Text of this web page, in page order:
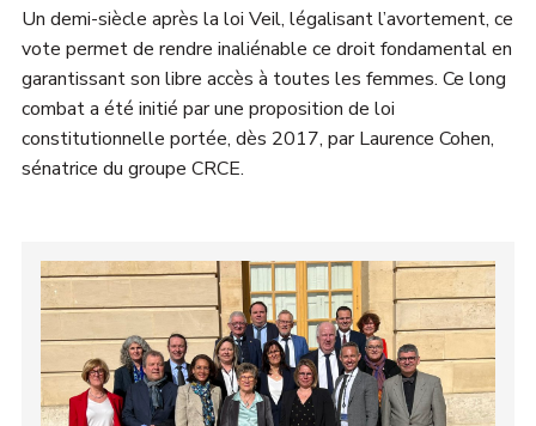
Un demi-siècle après la loi Veil, légalisant l’avortement, ce
vote permet de rendre inaliénable ce droit fondamental en
garantissant son libre accès à toutes les femmes. Ce long
combat a été initié par une proposition de loi
constitutionnelle portée, dès 2017, par Laurence Cohen,
sénatrice du groupe CRCE.